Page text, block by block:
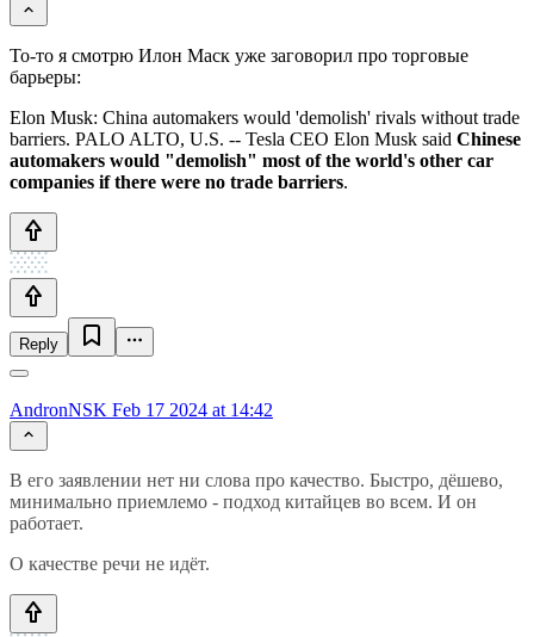
То-то я смотрю Илон Маск уже заговорил про торговые
барьеры:
Elon Musk: China automakers would 'demolish' rivals without trade
barriers. PALO ALTO, U.S. -- Tesla CEO Elon Musk said Chinese
automakers would "demolish" most of the world's other car
companies if there were no trade barriers.
Reply
AndronNSK Feb 17 2024 at 14:42
В его заявлении нет ни слова про качество. Быстро, дёшево,
минимально приемлемо - подход китайцев во всем. И он
работает.
О качестве речи не идёт.